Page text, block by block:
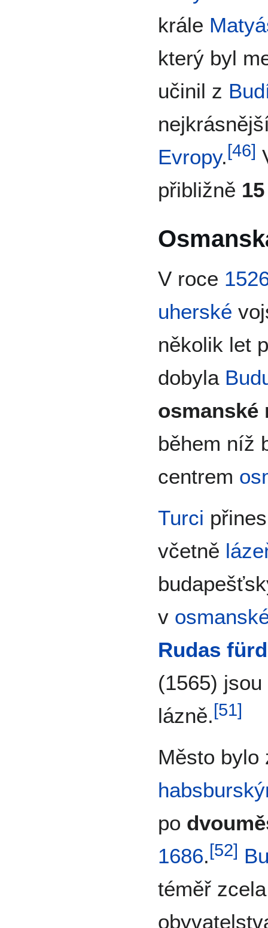
krále
který byl
učinil z
Evropy. [46]
přibližně
V roce
uherské
několik let
dobyla
osmanské
během níž
centrem
Turci
včetně
v
Rudas
(1565)
lázně.[51]
Město bylo
po
1686.[52]
téměř